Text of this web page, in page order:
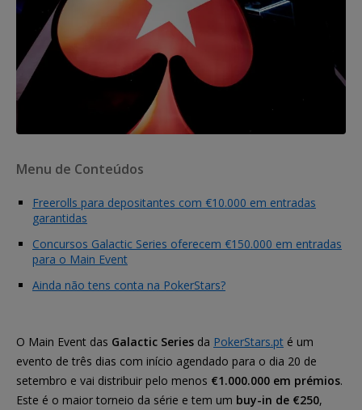
Menu de Conteúdos
Freerolls para depositantes com €10.000 em entradas
garantidas
Concursos Galactic Series oferecem €150.000 em entradas
para o Main Event
Ainda não tens conta na PokerStars?
O Main Event das Galactic Series da PokerStars.pt é um
evento de três dias com início agendado para o dia 20 de
setembro e vai distribuir pelo menos €1.000.000 em prémios.
Este é o maior torneio da série e tem um buy-in de €250,